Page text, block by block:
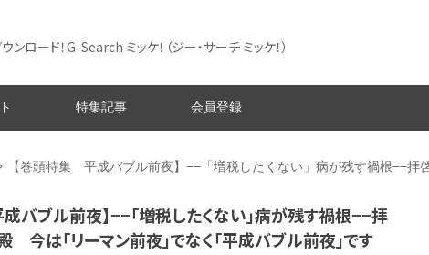
ロード！G-Search ミッケ！ （ジー・サーチ ミッケ！）
特集記事 会員登録
【巻頭特集 平成バブル前夜】−−「増税したくない」病が残す禍根−−
バブル前夜】−−「増税したくない」病が残す禍根−−拝
は「リーマン前夜」でなく「平成バブル前夜」です